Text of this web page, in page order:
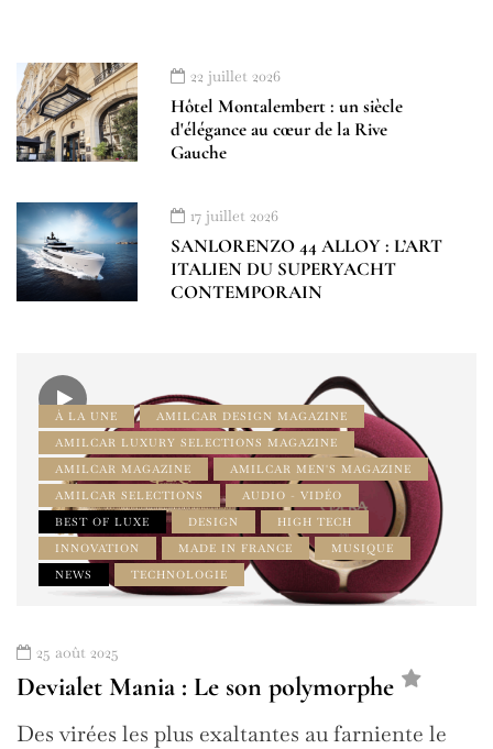
22 juillet 2026
Hôtel Montalembert : un siècle
d'élégance au cœur de la Rive
Gauche
17 juillet 2026
SANLORENZO 44 ALLOY : L’ART
ITALIEN DU SUPERYACHT
CONTEMPORAIN
À LA UNE
AMILCAR DESIGN MAGAZINE
AMILCAR LUXURY SELECTIONS MAGAZINE
AMILCAR MAGAZINE
AMILCAR MEN'S MAGAZINE
AMILCAR SELECTIONS
AUDIO - VIDÉO
BEST OF LUXE
DESIGN
HIGH TECH
INNOVATION
MADE IN FRANCE
MUSIQUE
NEWS
TECHNOLOGIE
25 août 2025
Devialet Mania : Le son polymorphe
Des virées les plus exaltantes au farniente le